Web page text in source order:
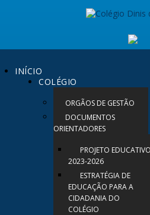
INÍCIO
COLÉGIO
ORGÃOS DE GESTÃO
DOCUMENTOS
ORIENTADORES
PROJETO EDUCATIVO
2023-2026
ESTRATÉGIA DE
EDUCAÇÃO PARA A
CIDADANIA DO
COLÉGIO